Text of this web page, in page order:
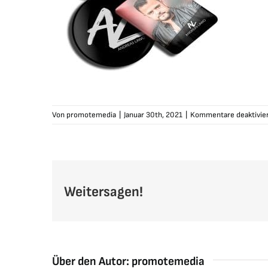
Von promotemedia Januar 30th, 2021 Kommentare
Weitersagen!
Über den Autor: promotemedia